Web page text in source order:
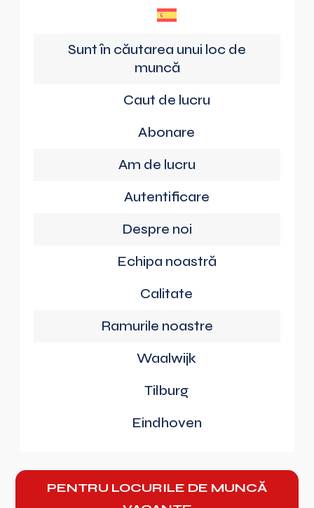
Sunt în căutarea unui loc de
muncă
Caut de lucru
Abonare
Am de lucru
Autentificare
Despre noi
Echipa noastră
Calitate
Ramurile noastre
Waalwijk
Tilburg
Eindhoven
PENTRU LOCURILE DE MUNCĂ